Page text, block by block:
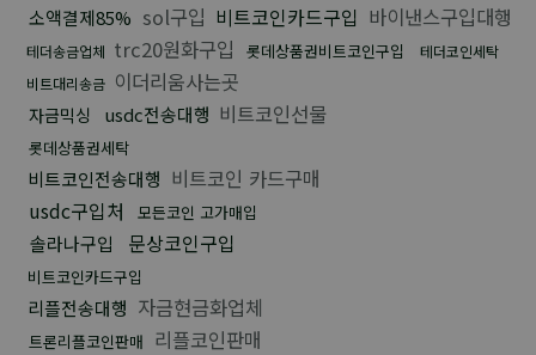
소액결제85% sol구입 비트코인카드구입 바이낸스구입대행
테더송금업체 trc20원화구입 롯데상품권비트코인구입
테더코인세탁
비트대리송금 이더리움사는곳
자금믹싱 usdc전송대행 비트코인선물
롯데상품권세탁
비트코인전송대행 비트코인 카드구매
usdc구입처
모든코인 고가매입
솔라나구입 문상코인구입
비트코인카드구입
리플전송대행 자금현금화업체
트론리플코인판매 리플코인판매